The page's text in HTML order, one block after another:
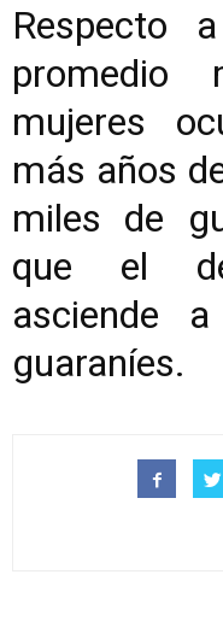
Respecto
promedio
mujeres
más años
miles de
que el
asciende
guaraníes.